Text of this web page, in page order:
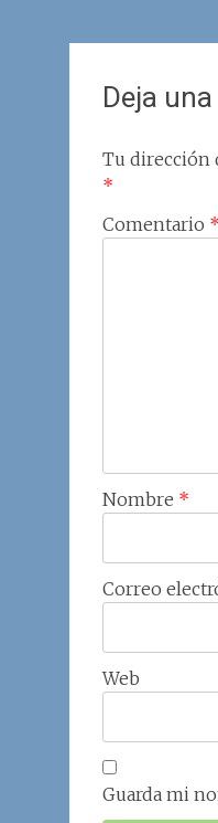
Deja
Tu dirección
*
Comentario *
Nombre *
Correo
Web
Guarda mi